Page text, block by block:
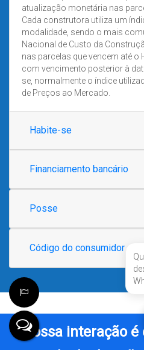
atualização monetária nas
Cada construtora utiliza um
modalidade, sendo o mais
Nacional de Custo da
nas parcelas que vencem até o
com vencimento posterior à
se, normalmente o índice
de Preços ao Mercado.
Habite-se
Financiamento bancário
Posse
Código do consumidor
Nossa interação